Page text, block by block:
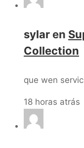
sylar en
Collection
que wen
18 horas atrás